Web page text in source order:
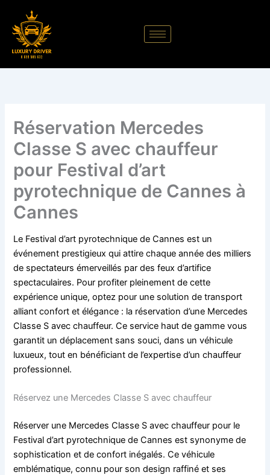
contenu
Réservation Mercedes
Classe S avec chauffeur
pour Festival d’art
pyrotechnique de Cannes à
Cannes
Le Festival d’art pyrotechnique de Cannes est un
événement prestigieux qui attire chaque année des milliers
de spectateurs émerveillés par des feux d’artifice
spectaculaires. Pour profiter pleinement de cette
expérience unique, optez pour une solution de transport
alliant confort et élégance : la réservation d’une Mercedes
Classe S avec chauffeur. Ce service haut de gamme vous
garantit un déplacement sans souci, dans un véhicule
luxueux, tout en bénéficiant de l’expertise d’un chauffeur
professionnel.
Réservez une Mercedes Classe S avec chauffeur
Réserver une Mercedes Classe S avec chauffeur pour le
Festival d’art pyrotechnique de Cannes est synonyme de
sophistication et de confort inégalés. Ce véhicule
emblématique, connu pour son design raffiné et ses